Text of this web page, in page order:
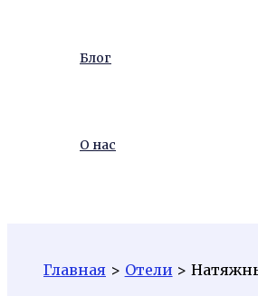
Блог
О нас
Главная Отели